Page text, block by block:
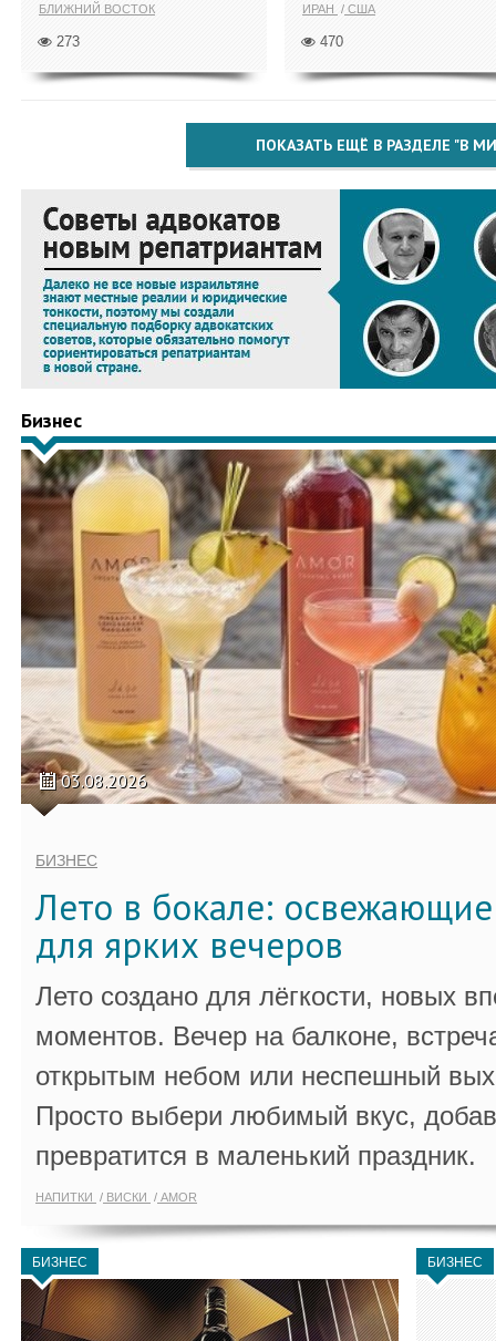
БЛИЖНИЙ ВОСТОК
273
ИРАН США
470
ПОКАЗАТЬ ЕЩЁ В РАЗДЕЛЕ "В
Бизнес
03.08.2026
БИЗНЕС
Лето в бокале:
для ярких вечеров
Лето создано для лёгкости, новых
моментов. Вечер на балконе,
открытым небом или неспешный
Просто выбери любимый вкус,
превратится в маленький праздник.
НАПИТКИ ВИСКИ AMOR
БИЗНЕС БИЗНЕС